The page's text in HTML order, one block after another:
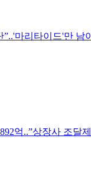
”..'마리타이드'만 남
억..”상장사 조달